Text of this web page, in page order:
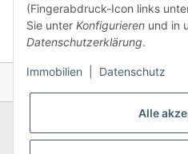
(Fingerabdruck-Icon links
Sie unter Konfigurieren und in
Datenschutzerklärung.
Immobilien Datenschutz
Alle